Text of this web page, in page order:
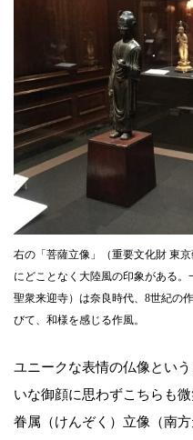
右の「菩薩立像」（重要文化財 東
にどことなく大陸風の印象がある
聖衆来迎寺）は奈良時代、8世紀の
びて、和様を感じる作風。
ユニークな表情の仏像とい
いな御顔に思わずこちらも
眷属（けんぞく）立像（南